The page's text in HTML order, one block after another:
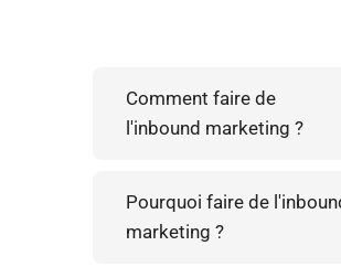
Comment faire de
l'inbound marketing ?
Pourquoi faire de
marketing ?